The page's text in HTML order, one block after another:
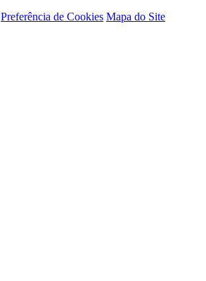
Preferência de Cookies Mapa do Site